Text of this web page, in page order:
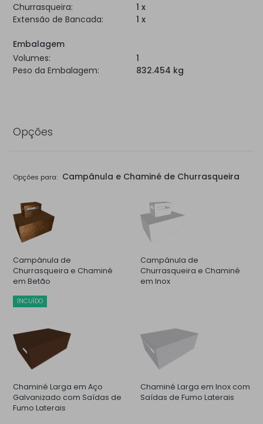
Churrasqueira:
1 x
Extensão de Bancada:
1 x
Embalagem
Volumes:
1
Peso da Embalagem:
832.454 kg
Opções
Opções para: Campânula e Chaminé de Churrasqueira
Campânula de
Churrasqueira e Chaminé
em Betão
INCUÍDO
Campânula de
Churrasqueira e Chaminé
em Inox
Chaminé Larga em Aço
Galvanizado com Saídas de
Fumo Laterais
Chaminé Larga em Inox com
Saídas de Fumo Laterais